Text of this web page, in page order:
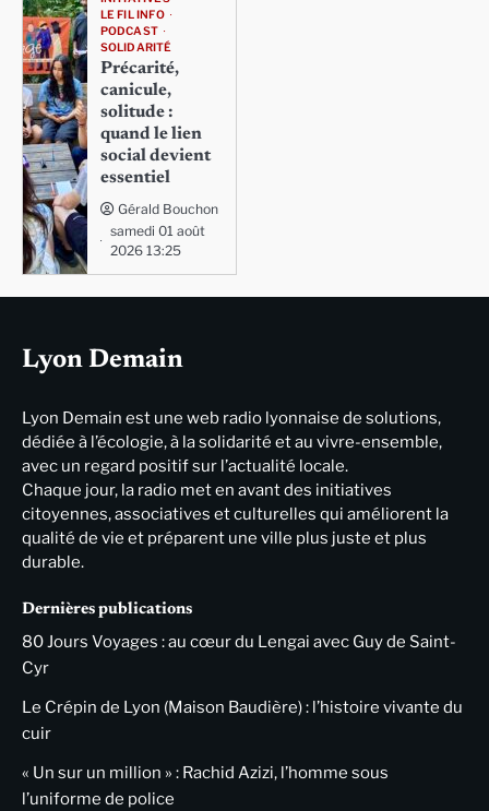
LE FIL INFO
PODCAST
SOLIDARITÉ
Précarité,
canicule,
solitude :
quand le lien
social devient
essentiel
Gérald Bouchon
samedi 01 août
2026 13:25
Lyon Demain
Lyon Demain est une web radio lyonnaise de solutions,
dédiée à l’écologie, à la solidarité et au vivre-ensemble,
avec un regard positif sur l’actualité locale.
Chaque jour, la radio met en avant des initiatives
citoyennes, associatives et culturelles qui améliorent la
qualité de vie et préparent une ville plus juste et plus
durable.
Dernières publications
80 Jours Voyages : au cœur du Lengai avec Guy de Saint-
Cyr
Le Crépin de Lyon (Maison Baudière) : l’histoire vivante du
cuir
« Un sur un million » : Rachid Azizi, l’homme sous
l’uniforme de police